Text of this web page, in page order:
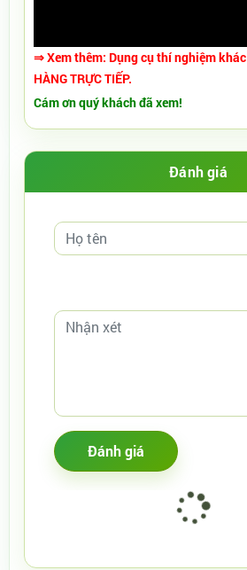
⇒ Xem thêm: Dụng cụ thí nghiệmkhác
HÀNG TRỰC TIẾP.
Cám ơn quý khách đã xem!
Đánh giá